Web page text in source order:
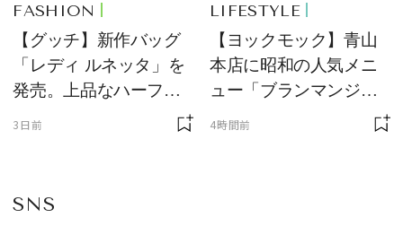
FASHION
【グッチ】新作バッグ
「レディ ルネッタ」を
発売。上品なハーフム
ーン型がスタイリング
3日前
LIFESTYLE
【ヨックモック】青山
本店に昭和の人気メニ
ュー「ブランマンジ
ェ」「ダックワーズ」
4時間前
SNS